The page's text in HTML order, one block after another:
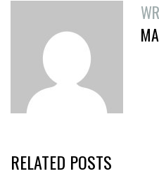
RELATED POSTS